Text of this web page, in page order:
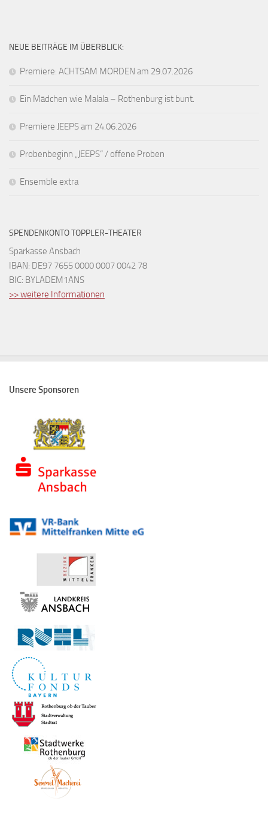
NEUE BEITRÄGE IM ÜBERBLICK:
Premiere: ACHTSAM MORDEN am 29.07.2026
Ein Mädchen wie Malala – Rothenburg ist bunt.
Premiere JEEPS am 24.06.2026
Probenbeginn „JEEPS“ / offene Proben
Ensemble extra
SPENDENKONTO TOPPLER-THEATER
Sparkasse Ansbach
IBAN: DE97 7655 0000 0007 0042 78
BIC: BYLADEM1ANS
>> weitere Informationen
Unsere Sponsoren